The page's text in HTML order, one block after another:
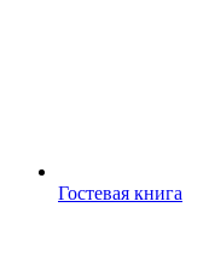
Гостевая книга